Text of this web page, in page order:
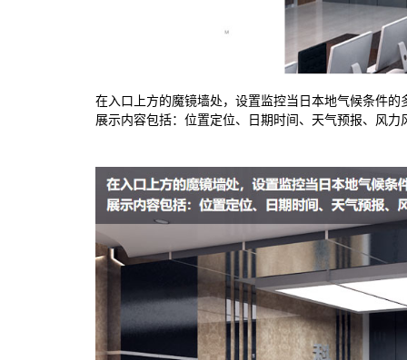
在入口上方的魔镜墙处，设置监控当日本地气候条件的
展示内容包括：位置定位、日期时间、天气预报、风力